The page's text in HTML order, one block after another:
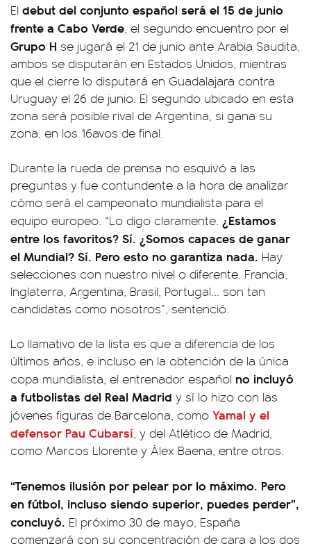
El debut del conjunto español será el 15 de junio
frente a Cabo Verde, el segundo encuentro por el
Grupo H se jugará el 21 de junio ante Arabia Saudita,
ambos se disputarán en Estados Unidos, mientras
que el cierre lo disputará en Guadalajara contra
Uruguay el 26 de junio. El segundo ubicado en esta
zona será posible rival de Argentina, si gana su
zona, en los 16avos de final.
Durante la rueda de prensa no esquivó a las
preguntas y fue contundente a la hora de analizar
cómo será el campeonato mundialista para el
equipo europeo. “Lo digo claramente. ¿Estamos
entre los favoritos? Sí. ¿Somos capaces de ganar
el Mundial? Sí. Pero esto no garantiza nada. Hay
selecciones con nuestro nivel o diferente. Francia,
Inglaterra, Argentina, Brasil, Portugal... son tan
candidatas como nosotros”, sentenció.
Lo llamativo de la lista es que a diferencia de los
últimos años, e incluso en la obtención de la única
copa mundialista, el entrenador español no incluyó
a futbolistas del Real Madrid y sí lo hizo con las
jóvenes figuras de Barcelona, como Yamal y el
defensor Pau Cubarsí, y del Atlético de Madrid,
como Marcos Llorente y Álex Baena, entre otros.
“Tenemos ilusión por pelear por lo máximo. Pero
en fútbol, incluso siendo superior, puedes perder”,
concluyó. El próximo 30 de mayo, España
comenzará con su concentración de cara a los dos